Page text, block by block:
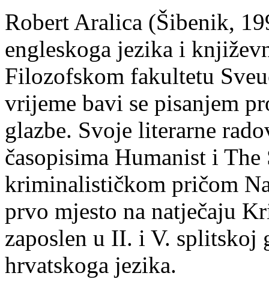
Robert Aralica (Šibenik,
engleskoga jezika i
Filozofskom fakultetu
vrijeme bavi se pisanjem
glazbe. Svoje literarne
časopisima Humanist i
kriminalističkom pričom
prvo mjesto na natječaju
zaposlen u II. i V. splitskoj
hrvatskoga jezika.